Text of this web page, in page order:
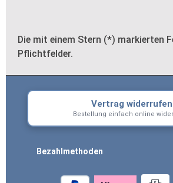
Die mit einem Stern (*) markierten
Pflichtfelder.
Vertrag widerrufen
Bestellung einfach online
Bezahlmethoden